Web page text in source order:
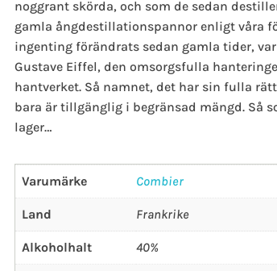
noggrant skörda, och som de sedan
gamla ångdestillationspannor enligt våra
ingenting förändrats sedan gamla tider,
Gustave Eiffel, den omsorgsfulla
hantverket. Så namnet, det har sin fulla
bara är tillgänglig i begränsad mängd. Så
lager…
Varumärke Combier
Land Frankrike
Alkoholhalt 40%